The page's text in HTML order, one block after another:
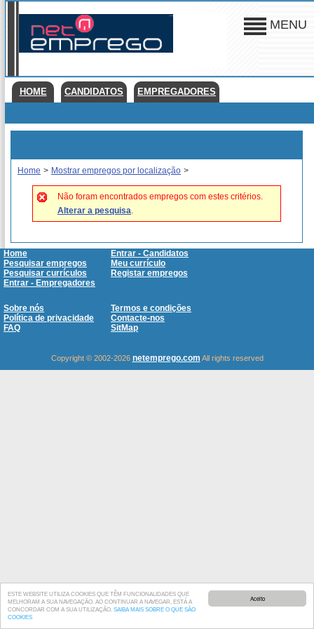
Aceito
ESTE WEBSITE UTILIZA COOKIES QUE TÊM FUNCIONALIDADES QUE
MELHORAM A SUA NAVEGAÇÃO. AO CONTINUAR A NAVEGAR, ESTÁ A
CONCORDAR COM A SUA UTILIZAÇÃO. SAIBA MAIS SOBRE O QUE SÃO
COOKIES
MENU
HOME CANDIDATOS EMPREGADORES
Home > Mostrar empregos por localização >
Não foram encontrados empregos com estes critérios.
Alterar a pesquisa.
Home
Entrar - Candidatos
Pesquisar empregos
Meu currículo
Pesquisar currículos
Registar empregos
Entrar - Empregadores
Sobre nós
Termos e condições
Política de privacidade
Contacte-nos
FAQ
SitMap
Copyright © 2002-2026 netemprego.com All rights reserved